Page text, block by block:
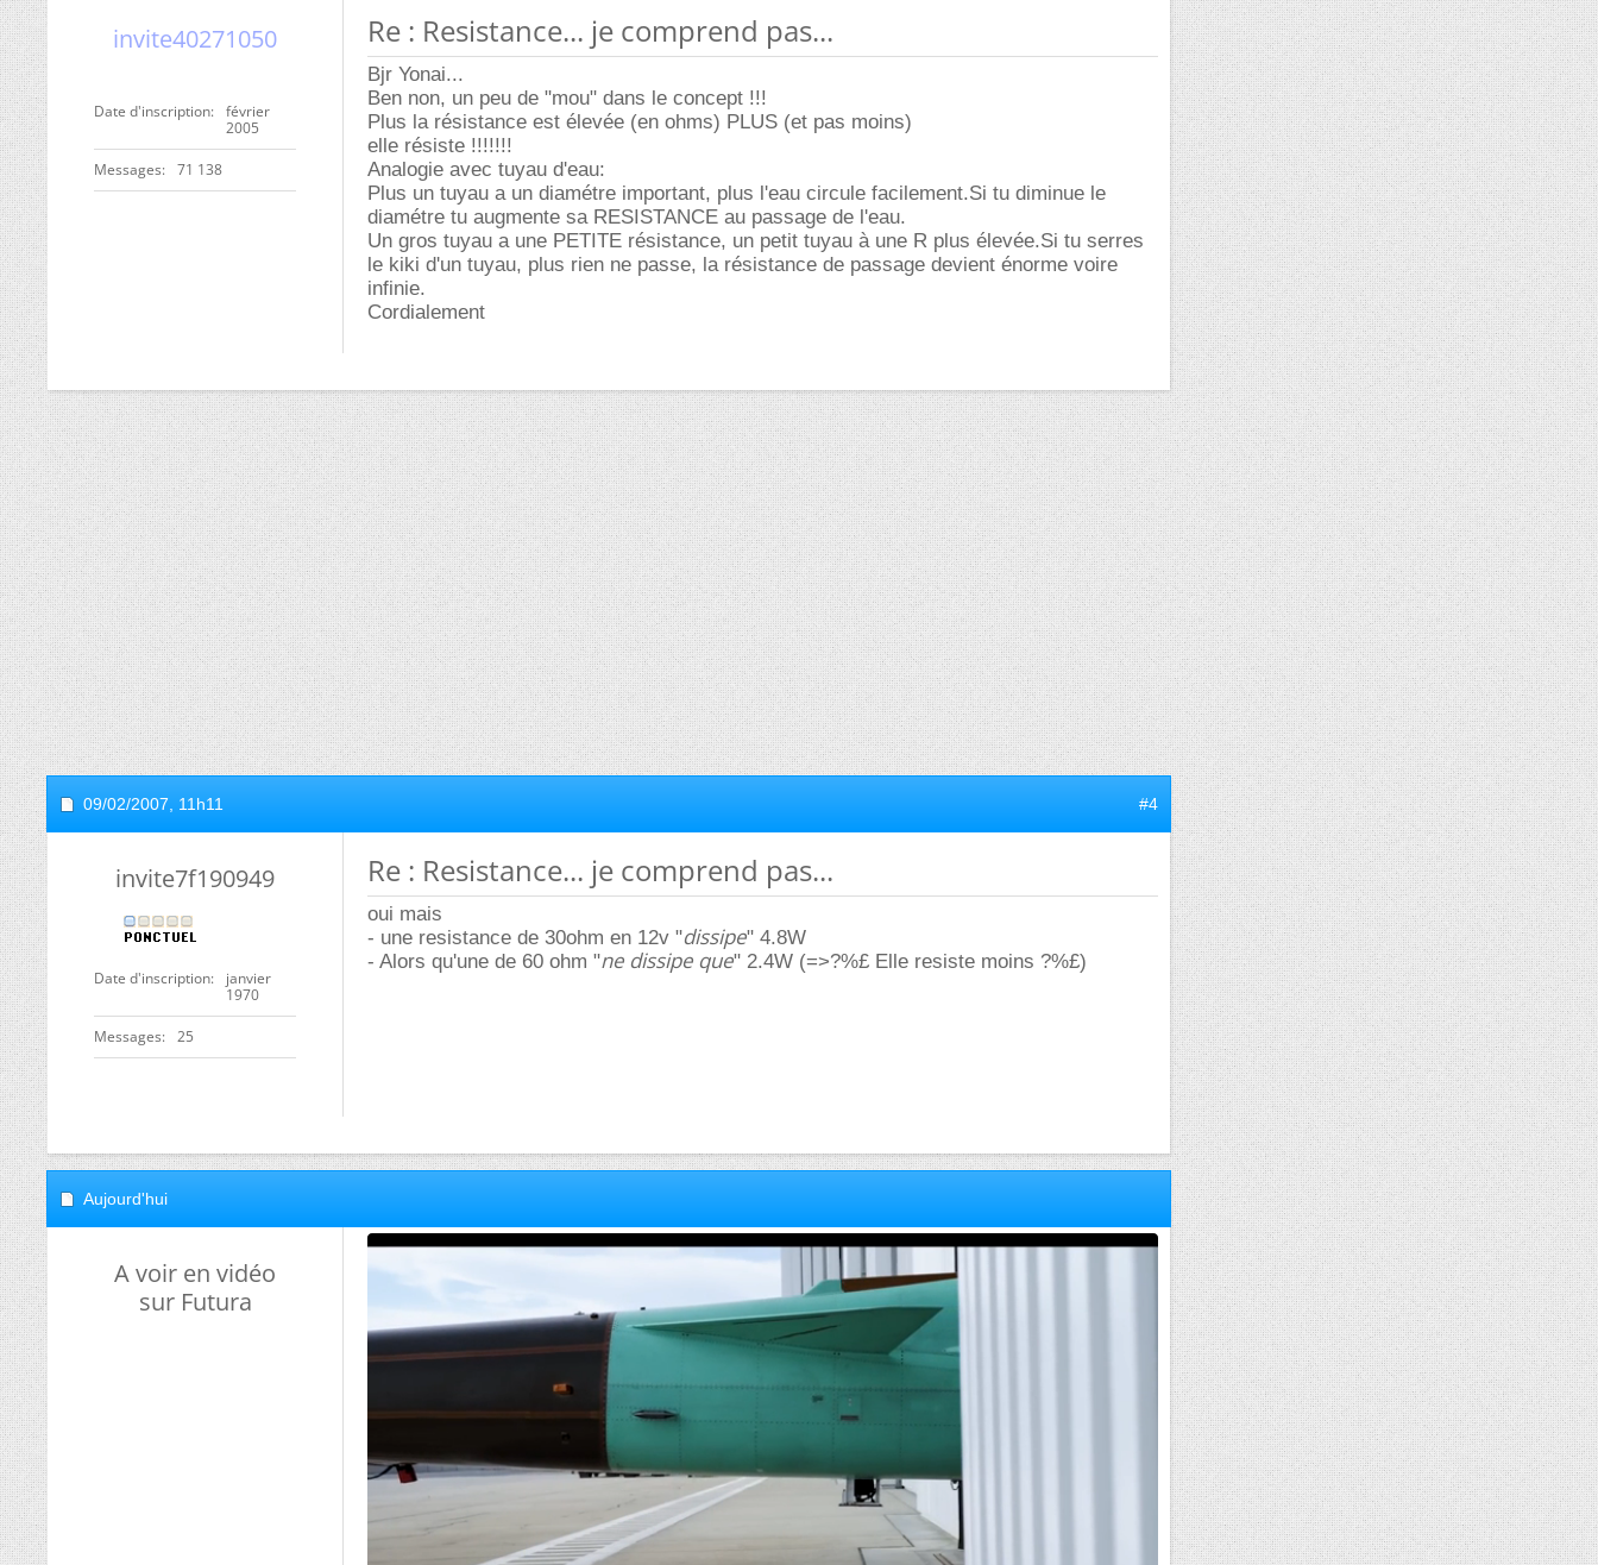
invite40271050
Date d'inscription
février
2005
Messages 71 138
Re : Resistance... je comprend pas...
Bjr Yonai...
Ben non, un peu de "mou" dans le concept !!!
Plus la résistance est élevée (en ohms) PLUS (et pas moins)
elle résiste !!!!!!!
Analogie avec tuyau d'eau:
Plus un tuyau a un diamétre important, plus l'eau circule facilement.Si tu diminue le
diamétre tu augmente sa RESISTANCE au passage de l'eau.
Un gros tuyau a une PETITE résistance, un petit tuyau à une R plus élevée.Si tu serres
le kiki d'un tuyau, plus rien ne passe, la résistance de passage devient énorme voire
infinie.
Cordialement
09/02/2007, 11h11 #4
invite7f190949
Date d'inscription
janvier
1970
Messages 25
Re : Resistance... je comprend pas...
oui mais
- une resistance de 30ohm en 12v "dissipe" 4.8W
- Alors qu'une de 60 ohm "ne dissipe que" 2.4W (=>?%£ Elle resiste moins ?%£)
Aujourd'hui
A voir en vidéo
sur Futura